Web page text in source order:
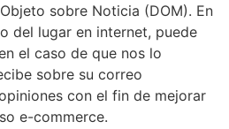
sobre Noticia (DOM). En
del lugar en internet, puede
el caso de que nos lo
sobre su correo
con el fin de mejorar
e-commerce.